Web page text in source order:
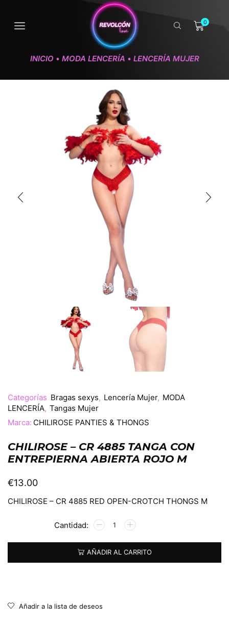
0
INICIO • MODA LENCERÍA • LENCERÍA MUJER
Categorías Bragas sexys, Lencería Mujer, MODA
LENCERÍA, Tangas Mujer
Marca: CHILIROSE PANTIES & THONGS
CHILIROSE – CR 4885 TANGA CON
ENTREPIERNA ABIERTA ROJO M
€13.00
CHILIROSE – CR 4885 RED OPEN-CROTCH THONGS M
AÑADIR AL CARRITO
Alternative:
Añadir a la lista de deseos